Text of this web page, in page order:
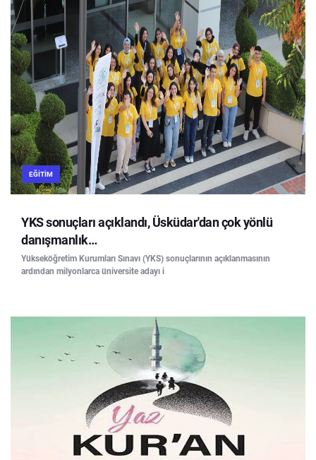
EĞITIM
YKS sonuçları açıklandı, Üsküdar'dan çok yönlü
danışmanlık…
Yükseköğretim Kurumları Sınavı (YKS) sonuçlarının açıklanmasının
ardından milyonlarca üniversite adayı i